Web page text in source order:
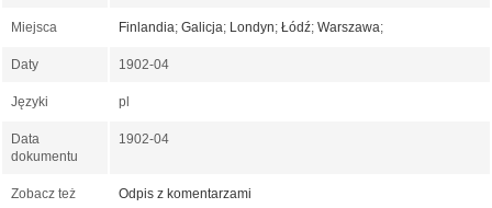
Miejsca Finlandia; Galicja; Londyn; Łódź; Warszawa;
Daty 1902-04
Języki pl
Data
dokumentu
1902-04
Zobacz też Odpis z komentarzami